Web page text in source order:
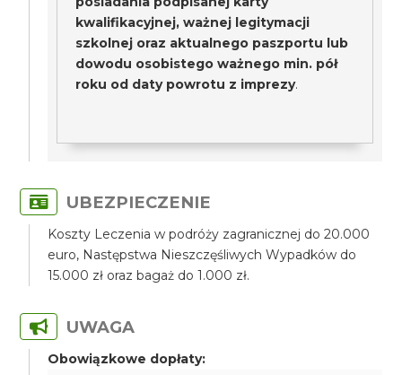
kwalifikacyjnej, ważnej legitymacji
szkolnej oraz aktualnego paszportu lub
dowodu osobistego ważnego min. pół
roku od daty powrotu z imprezy.
UBEZPIECZENIE
Koszty Leczenia w podróży zagranicznej do 20.000
euro, Następstwa Nieszczęśliwych Wypadków do
15.000 zł oraz bagaż do 1.000 zł.
UWAGA
Obowiązkowe dopłaty: